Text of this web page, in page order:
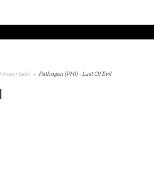
Importado - Pathogen (PHI) - Lust Of Evil